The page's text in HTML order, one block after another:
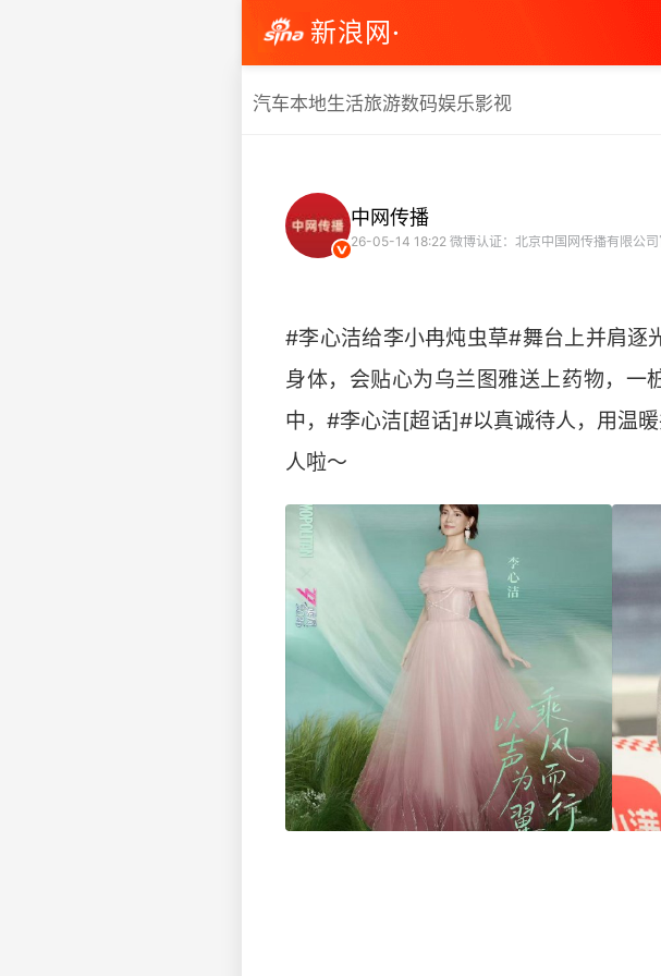
新浪网·
汽车本地生活旅游数码娱乐影视
中网传播
26-05-14 18:22 微博认证：北京中国网传播有限公
#李心洁给李小冉炖虫草#舞台上并肩逐
身体，会贴心为乌兰图雅送上药物，一
中，#李心洁[超话]#以真诚待人，用温
人啦～ ​